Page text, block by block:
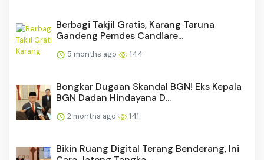
Berbagi Takjil Gratis, Karang Taruna
Gandeng Pemdes Candiare...
5 months ago 144
Bongkar Dugaan Skandal BGN! Eks Kepala
BGN Dadan Hindayana D...
2 months ago 141
Bikin Ruang Digital Terang Benderang, Ini